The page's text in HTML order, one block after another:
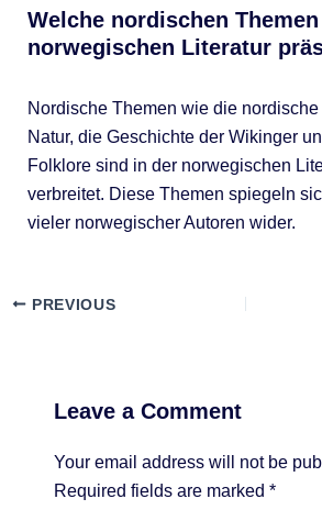
Welche nordischen
norwegischen Literatur
Nordische Themen wie die
Natur, die Geschichte der Wikinger
Folklore sind in der norwegischen
verbreitet. Diese Themen spiegeln
vieler norwegischer Autoren wider.
PREVIOUS
Leave a Comment
Your email address will not be
Required fields are marked *